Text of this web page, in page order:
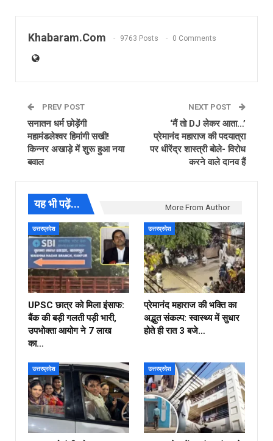
Khabaram.Com 9763 Posts 0 Comments
PREV POST
सनातन धर्म छोड़ेंगी
महामंडलेश्वर हिमांगी सखी!
किन्नर अखाड़े में शुरू हुआ नया
बवाल
NEXT POST
‘मैं तो DJ लेकर आता…’
प्रेमानंद महाराज की पदयात्रा
पर धीरेंद्र शास्त्री बोले- विरोध
करने वाले दानव हैं
यह भी पढ़ें... More From Author
उत्तरप्रदेश
UPSC छात्र को मिला इंसाफ:
बैंक की बड़ी गलती पड़ी भारी,
उपभोक्ता आयोग ने ₹7 लाख
का…
उत्तरप्रदेश
प्रेमानंद महाराज की भक्ति का
अद्भुत संकल्प: स्वास्थ्य में सुधार
होते ही रात 3 बजे…
उत्तरप्रदेश उत्तरप्रदेश